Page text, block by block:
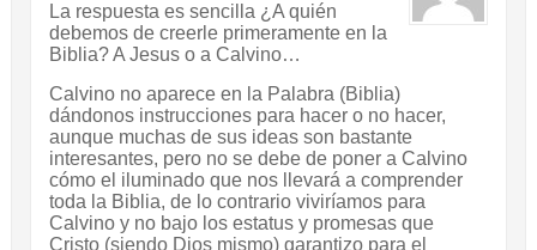
La respuesta es sencilla ¿A quién
debemos de creerle primeramente en la
Biblia? A Jesus o a Calvino…
Calvino no aparece en la Palabra (Biblia)
dándonos instrucciones para hacer o no hacer,
aunque muchas de sus ideas son bastante
interesantes, pero no se debe de poner a Calvino
cómo el iluminado que nos llevará a comprender
toda la Biblia, de lo contrario viviríamos para
Calvino y no bajo los estatus y promesas que
Cristo (siendo Dios mismo) garantizo para el